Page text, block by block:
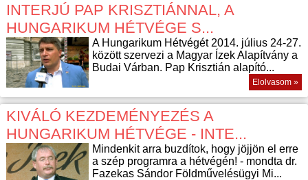
INTERJÚ PAP KRISZTIÁNNAL, A
HUNGARIKUM HÉTVÉGE S...
A Hungarikum Hétvégét 2014. július 24-27.
között szervezi a Magyar Ízek Alapítvány a
Budai Várban. Pap Krisztián alapító...
Elolvasom »
KIVÁLÓ KEZDEMÉNYEZÉS A
HUNGARIKUM HÉTVÉGE - INTE...
Mindenkit arra buzdítok, hogy jöjjön el erre
a szép programra a hétvégén! - mondta dr.
Fazekas Sándor Földművelésügyi Mi...